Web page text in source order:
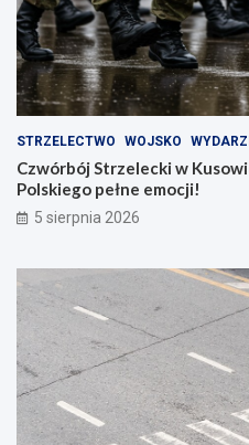
STRZELECTWO WOJSKO
Czwórbój Strzelecki w
Polskiego pełne emocji!
5 sierpnia 2026